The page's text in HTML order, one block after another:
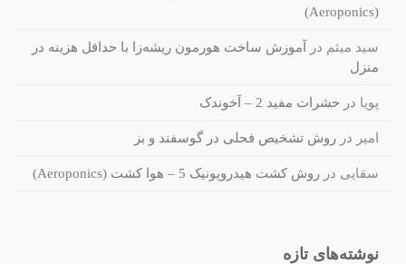
(Aeroponics)
سید میثم در
آموزش ساخت هورمون ریشه‌زا با حداقل هزینه در
منزل
پویا در حشرات مفید 2 – آخوندک
امیر در روش تشخیص فحلی در گوسفند و بز
سقایی در روش کشت هیدروپونیک 5 – هوا کشت (Aeroponics)
نوشته‌های تازه